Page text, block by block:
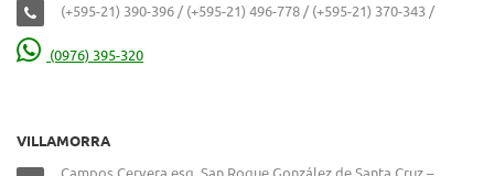
(+595-21) 390-396 / (+595-21) 496-778 / (+595-21) 370-343 /
(0976) 395-320
VILLAMORRA